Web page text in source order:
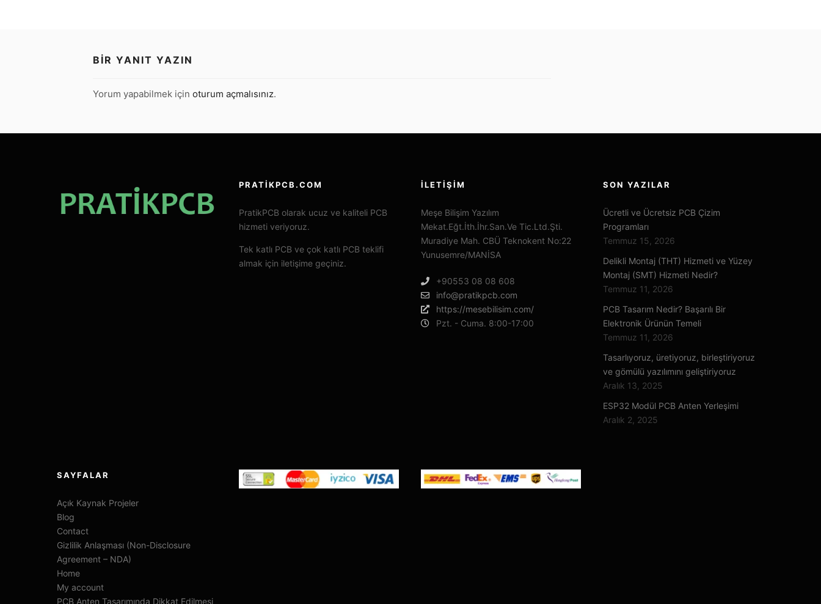
BIR YANIT YAZIN
Yorum yapabilmek için oturum açmalısınız.
PRATIKPCB.COM
PratikPCB olarak ucuz ve kaliteli PCB
hizmeti veriyoruz.
Tek katlı PCB ve çok katlı PCB teklifi
almak için iletişime geçiniz.
İLETIŞIM
Meşe Bilişim Yazılım
Mekat.Eğt.İth.İhr.San.Ve Tic.Ltd.Şti.
Muradiye Mah. CBÜ Teknokent No:22
Yunusemre/MANİSA
+90553 08 08 608
info@pratikpcb.com
https://mesebilisim.com/
Pzt. - Cuma. 8:00-17:00
SON YAZILAR
Ücretli ve Ücretsiz PCB Çizim
Programları
Temmuz 15, 2026
Delikli Montaj (THT) Hizmeti ve Yüzey
Montaj (SMT) Hizmeti Nedir?
Temmuz 11, 2026
PCB Tasarım Nedir? Başarılı Bir
Elektronik Ürünün Temeli
Temmuz 11, 2026
Tasarlıyoruz, üretiyoruz, birleştiriyoruz
ve gömülü yazılımını geliştiriyoruz
Aralık 13, 2025
ESP32 Modül PCB Anten Yerleşimi
Aralık 2, 2025
SAYFALAR
Açık Kaynak Projeler
Blog
Contact
Gizlilik Anlaşması (Non-Disclosure
Agreement – NDA)
Home
My account
PCB Anten Tasarımında Dikkat Edilmesi